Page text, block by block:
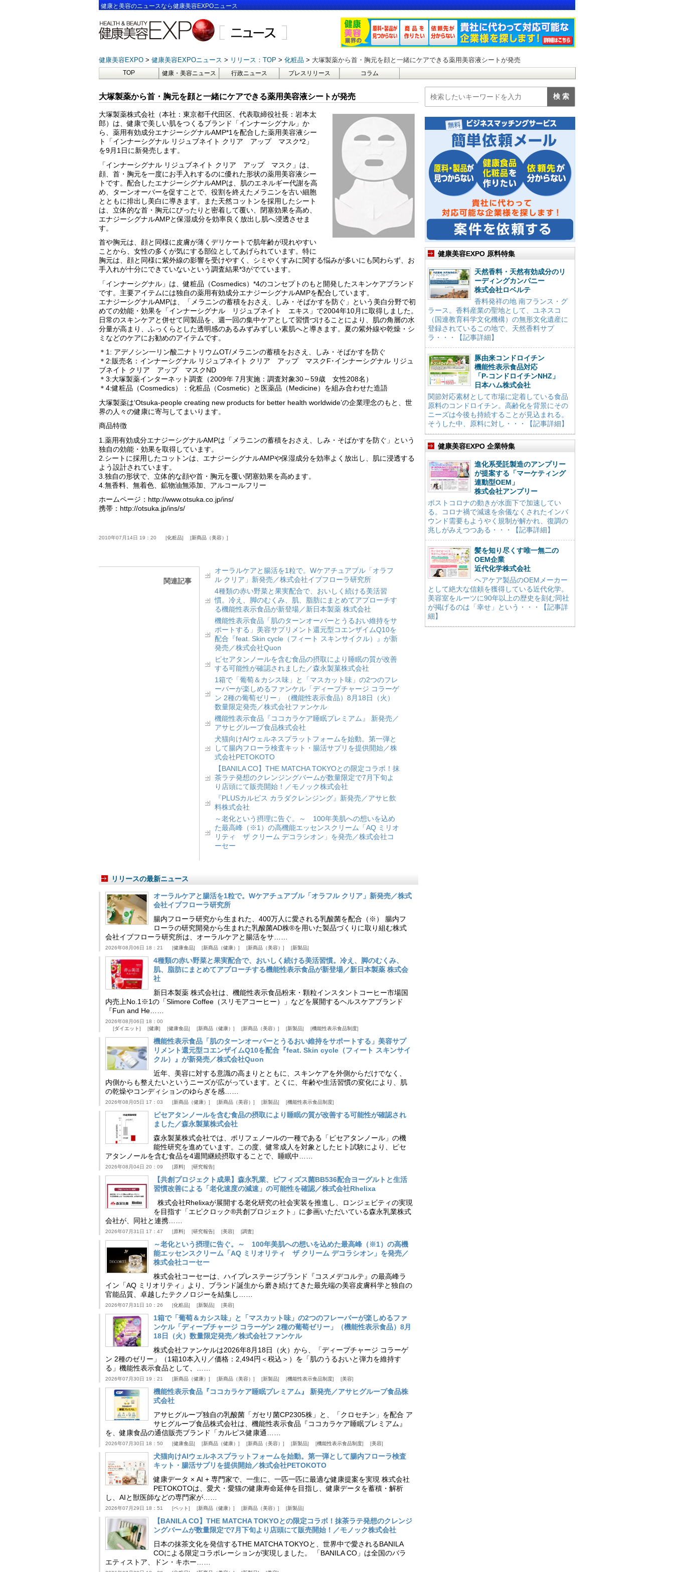
健康と美容のニュースなら健康美容EXPOニュース
健康美容EXPO 健康美容EXPOニュース リリース：TOP 化粧品 大塚製薬から首・胸元を顔と一緒にケアできる薬用美容液シートが発売
TOP 健康・美容ニュース 行政ニュース プレスリリース コラム
大塚製薬から首・胸元を顔と一緒にケアできる薬用美容液シートが発売
大塚製薬株式会社（本社：東京都千代田区、代表取締役社長：岩本太
郎）は、健康で美しい肌をつくるブランド「インナーシグナル」か
ら、薬用有効成分エナジーシグナルAMP*1を配合した薬用美容液シー
ト「インナーシグナル リジュブネイト クリア アップ マスク*2」
を9月1日に新発売します。
「インナーシグナル リジュブネイト クリア アップ マスク」は、
顔、首・胸元を一度にお手入れするのに優れた形状の薬用美容液シー
トです。配合したエナジーシグナルAMPは、肌のエネルギー代謝を高
め、ターンオーバーを促すことで、役割を終えたメラニンを古い細胞
とともに排出し美白に導きます。また天然コットンを採用したシート
は、立体的な首・胸元にぴったりと密着して覆い、閉塞効果を高め、
エナジーシグナルAMPと保湿成分を効率良く放出し肌へ浸透させま
す。
首や胸元は、顔と同様に皮膚が薄くデリケートで肌年齢が現れやすい
ことから、女性の多くが気にする部位としてあげられています。特に
胸元は、顔と同様に紫外線の影響を受けやすく、シミやくすみに関する悩みが多いにも関わらず、お
手入れが十分にできていないという調査結果*3がでています。
「インナーシグナル」は、健粧品（Cosmedics）*4のコンセプトのもと開発したスキンケアブランド
です。主要アイテムには独自の薬用有効成分エナジーシグナルAMPを配合しています。
エナジーシグナルAMPは、「メラニンの蓄積をおさえ、しみ・そばかすを防ぐ」という美白分野で初
めての効能・効果を「インナーシグナル リジュブネイト エキス」で2004年10月に取得しました。
日常のスキンケアと併せて同製品を、週一回の集中ケアとして習慣づけることにより、肌の角層の水
分量が高まり、ふっくらとした透明感のあるみずみずしい素肌へと導きます。夏の紫外線や乾燥・シ
ミなどのケアにお勧めのアイテムです。
＊1: アデノシン一リン酸二ナトリウムOT/メラニンの蓄積をおさえ、しみ・そばかすを防ぐ
＊2:販売名：インナーシグナル リジュブネイト クリア アップ マスクF･インナーシグナル リジュ
ブネイト クリア アップ マスクND
＊3:大塚製薬インターネット調査（2009年 7月実施：調査対象30～59歳 女性208名）
＊4:健粧品（Cosmedics）：化粧品（Cosmetic）と医薬品（Medicine）を組み合わせた造語
大塚製薬は‘Otsuka-people creating new products for better health worldwide’の企業理念のもと、世
界の人々の健康に寄与してまいります。
商品特徴
1.薬用有効成分エナジーシグナルAMPは「メラニンの蓄積をおさえ、しみ・そばかすを防ぐ」という
独自の効能・効果を取得しています。
2.シートに採用したコットンは、エナジーシグナルAMPや保湿成分を効率よく放出し、肌に浸透する
よう設計されています。
3.独自の形状で、立体的な顔や首・胸元を覆い閉塞効果を高めます。
4.無香料、無着色、鉱物油無添加、アルコールフリー
ホームページ：http://www.otsuka.co.jp/ins/
携帯：http://otsuka.jp/ins/s/
2010年07月14日 19：20 化粧品 新商品（美容）
関連記事
オーラルケアと腸活を1粒で。Wケアチュアブル「オラフ
ル クリア」新発売／株式会社イブフローラ研究所
4種類の赤い野菜と果実配合で、おいしく続ける美活習
慣。冷え、脚のむくみ、肌、脂肪にまとめてアプローチす
る機能性表示食品が新登場／新日本製薬 株式会社
機能性表示食品「肌のターンオーバーとうるおい維持をサ
ポートする」美容サプリメント還元型コエンザイムQ10を
配合『feat. Skin cycle（フィート スキンサイクル）』が新
発売／株式会社Quon
ピセアタンノールを含む食品の摂取により睡眠の質が改善
する可能性が確認されました／森永製菓株式会社
1箱で「葡萄＆カシス味」と「マスカット味」の2つのフレ
ーバーが楽しめるファンケル「ディープチャージ コラーゲ
ン 2種の葡萄ゼリー」（機能性表示食品）8月18日（火）
数量限定発売／株式会社ファンケル
機能性表示食品『ココカラケア睡眠プレミアム』 新発売／
アサヒグループ食品株式会社
犬猫向けAIウェルネスプラットフォームを始動。第一弾と
して腸内フローラ検査キット・腸活サプリを提供開始／株
式会社PETOKOTO
【BANILA CO】THE MATCHA TOKYOとの限定コラボ！抹
茶ラテ発想のクレンジングバームが数量限定で7月下旬よ
り店頭にて販売開始！／モノック株式会社
『PLUSカルピス カラダクレンジング』新発売／アサヒ飲
料株式会社
～老化という摂理に告ぐ。～ 100年美肌への想いを込め
た最高峰（※1）の高機能エッセンスクリーム「AQ ミリオ
リティ ザ クリーム デコラシオン」を発売／株式会社コ
ーセー
リリースの最新ニュース
オーラルケアと腸活を1粒で。Wケアチュアブル「オラフル クリア」新発売／株式
会社イブフローラ研究所
腸内フローラ研究から生まれた、400万人に愛される乳酸菌を配合（※） 腸内フ
ローラの研究開発から生まれた乳酸菌AD株®を用いた製品づくりに取り組む株式
会社イブフローラ研究所は、オーラルケアと腸活をサ……
2026年08月06日 18：21 健康食品 新商品（健康） 新商品（美容） 新製品
4種類の赤い野菜と果実配合で、おいしく続ける美活習慣。冷え、脚のむくみ、
肌、脂肪にまとめてアプローチする機能性表示食品が新登場／新日本製薬 株式会
社
新日本製薬 株式会社は、機能性表示食品粉末・顆粒インスタントコーヒー市場国
内売上No.1※1の「Slimore Coffee（スリモアコーヒー）」などを展開するヘルスケアブランド
『Fun and He……
2026年08月06日 18：00
ダイエット
健康 健康食品 新商品（健康） 新商品（美容） 新製品 機能性表示食品制度
機能性表示食品「肌のターンオーバーとうるおい維持をサポートする」美容サプ
リメント還元型コエンザイムQ10を配合『feat. Skin cycle（フィート スキンサイ
クル）』が新発売／株式会社Quon
近年、美容に対する意識の高まりとともに、スキンケアを外側からだけでなく、
内側からも整えたいというニーズが広がっています。とくに、年齢や生活習慣の変化により、肌
の乾燥やコンディションのゆらぎを感……
2026年08月05日 17：03 新商品（健康） 新商品（美容） 新製品 機能性表示食品制度
ピセアタンノールを含む食品の摂取により睡眠の質が改善する可能性が確認され
ました／森永製菓株式会社
森永製菓株式会社では、ポリフェノールの一種である「ピセアタンノール」の機
能性研究を進めています。この度、健常成人を対象としたヒト試験により、ピセ
アタンノールを含む食品を4週間継続摂取することで、睡眠中……
2026年08月04日 20：09 原料 研究報告
【共創プロジェクト成果】森永乳業、ビフィズス菌BB536配合ヨーグルトと生活
習慣改善による「老化速度の減速」の可能性を確認／株式会社Rhelixa
株式会社Rhelixaが展開する老化研究の社会実装を推進し、ロンジェビティの実現
を目指す「エピクロック®共創プロジェクト」に参画いただいている森永乳業株式
会社が、同社と連携……
2026年07月31日 17：47 原料 研究報告 美容 調査
～老化という摂理に告ぐ。～ 100年美肌への想いを込めた最高峰（※1）の高機
能エッセンスクリーム「AQ ミリオリティ ザ クリーム デコラシオン」を発売／
株式会社コーセー
株式会社コーセーは、ハイプレステージブランド『コスメデコルテ』の最高峰ラ
イン「AQ ミリオリティ」より、ブランド誕生から磨き続けてきた最先端の美容皮膚科学と独自の
官能品質、卓越したテクノロジーを結集し……
2026年07月31日 10：26 化粧品 新製品 美容
1箱で「葡萄＆カシス味」と「マスカット味」の2つのフレーバーが楽しめるファ
ンケル「ディープチャージ コラーゲン 2種の葡萄ゼリー」（機能性表示食品）8月
18日（火）数量限定発売／株式会社ファンケル
株式会社ファンケルは2026年8月18日（火）から、「ディープチャージ コラーゲ
ン 2種のゼリー」（1箱10本入り／価格：2,494円＜税込＞）を「肌のうるおいと弾力を維持す
る」機能性表示食品として、……
2026年07月30日 19：21 新商品（健康） 新商品（美容） 新製品 機能性表示食品制度 美容
機能性表示食品『ココカラケア睡眠プレミアム』 新発売／アサヒグループ食品株
式会社
アサヒグループ独自の乳酸菌「ガセリ菌CP2305株」と、「クロセチン」を配合 ア
サヒグループ食品株式会社は、機能性表示食品『ココカラケア睡眠プレミアム』
を、健康食品の通信販売ブランド「カルピス健康通……
2026年07月30日 18：50 健康食品 新商品（健康） 新商品（美容） 新製品 機能性表示食品制度 美容
犬猫向けAIウェルネスプラットフォームを始動。第一弾として腸内フローラ検査
キット・腸活サプリを提供開始／株式会社PETOKOTO
健康データ × AI + 専門家で、一生に、一匹一匹に最適な健康提案を実現 株式会社
PETOKOTOは、愛犬・愛猫の健康寿命延伸を目指し、健康データを蓄積・解析
し、AIと獣医師などの専門家が……
2026年07月29日 18：51 ペット 新商品（健康） 新商品（美容） 新製品
【BANILA CO】THE MATCHA TOKYOとの限定コラボ！抹茶ラテ発想のクレンジ
ングバームが数量限定で7月下旬より店頭にて販売開始！／モノック株式会社
日本の抹茶文化を発信するTHE MATCHA TOKYOと、世界中で愛されるBANILA
COによる限定コラボレーションが実現しました。 「BANILA CO」は全国のバラ
エティストア、ドン・キホー……
健康美容EXPO 原料特集
天然香料・天然有効成分のリ
ーディングカンパニー
株式会社ロベルテ
香料発祥の地 南フランス・グ
ラース。香料産業の聖地として、ユネスコ
（国連教育科学文化機構）の無形文化遺産に
登録されているこの地で、天然香料サプ
ラ・・・【記事詳細】
豚由来コンドロイチン
機能性表示食品対応
「P-コンドロイチンNHZ」
日本ハム株式会社
関節対応素材として市場に定着している食品
原料のコンドロイチン。高齢化を背景にその
ニーズは今後も持続することが見込まれる。
そうした中、原料に対し・・・【記事詳細】
健康美容EXPO 企業特集
進化系受託製造のアンプリー
が提案する「マーケティング
連動型OEM」
株式会社アンプリー
ポストコロナの動きが水面下で加速してい
る。コロナ禍で減速を余儀なくされたインバ
ウンド需要もようやく規制が解かれ、復調の
兆しがみえつつある・・・【記事詳細】
髪を知り尽くす唯一無二の
OEM企業
近代化学株式会社
ヘアケア製品のOEMメーカー
として絶大な信頼を獲得している近代化学。
美容室をルーツに90年以上の歴史を刻む同社
が掲げるのは「幸せ」という・・・【記事詳
細】